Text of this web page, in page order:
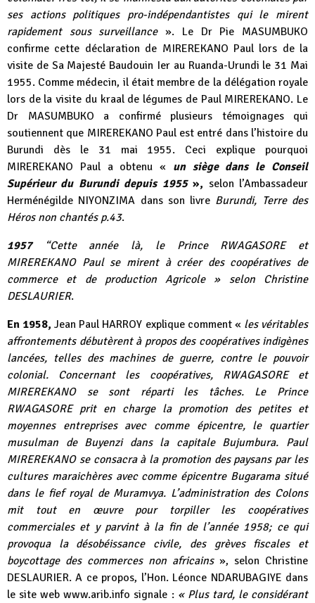
ses actions politiques pro-indépendantistes qui le mirent
rapidement sous surveillance». Le Dr Pie MASUMBUKO
confirme cette déclaration de MIREREKANO Paul lors de la
visite de Sa Majesté Baudouin Ier au Ruanda-Urundi le 31 Mai
1955. Comme médecin, il était membre de la délégation royale
lors de la visite du kraal de légumes de Paul MIREREKANO. Le
Dr MASUMBUKO a confirmé plusieurs témoignages qui
soutiennent que MIREREKANO Paul est entré dans l’histoire du
Burundi dès le 31 mai 1955. Ceci explique pourquoi
MIREREKANO Paul a obtenu « un siège dans le Conseil
Supérieur du Burundi depuis 1955», selon l’Ambassadeur
Herménégilde NIYONZIMA dans son livre Burundi, Terre des
Héros non chantés p.43.
1957“Cette année là, le Prince RWAGASORE et
MIREREKANO Paul se mirent à créer des coopératives de
commerce et de production Agricole » selon Christine
DESLAURIER.
En 1958,Jean Paul HARROY explique comment « les véritables
affrontements débutèrent à propos des coopératives indigènes
lancées, telles des machines de guerre, contre le pouvoir
colonial. Concernant les coopératives, RWAGASORE et
MIREREKANO se sont réparti les tâches. Le Prince
RWAGASORE prit en charge la promotion des petites et
moyennes entreprises avec comme épicentre, le quartier
musulman de Buyenzi dans la capitale Bujumbura. Paul
MIREREKANO se consacra à la promotion des paysans par les
cultures maraichères avec comme épicentre Bugarama situé
dans le fief royal de Muramvya. L’administration des Colons
mit tout en œuvre pour torpiller les coopératives
commerciales et y parvint à la fin de l’année 1958; ce qui
provoqua la désobéissance civile, des grèves fiscales et
boycottage des commerces non africains », selon Christine
DESLAURIER. A ce propos, l’Hon. Léonce NDARUBAGIYE dans
le site webwww.arib.info signale :« Plus tard, le considérant